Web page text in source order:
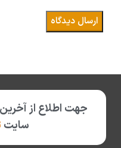
جهت اطلاع از
سایت